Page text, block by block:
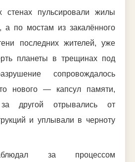
стенах пульсировали жилы
а по мостам из закалённого
последних жителей, уже
планеты в трещинах под
сопровождалось
нового — капсул памяти,
другой отрывались от
и уплывали в черноту
за процессом